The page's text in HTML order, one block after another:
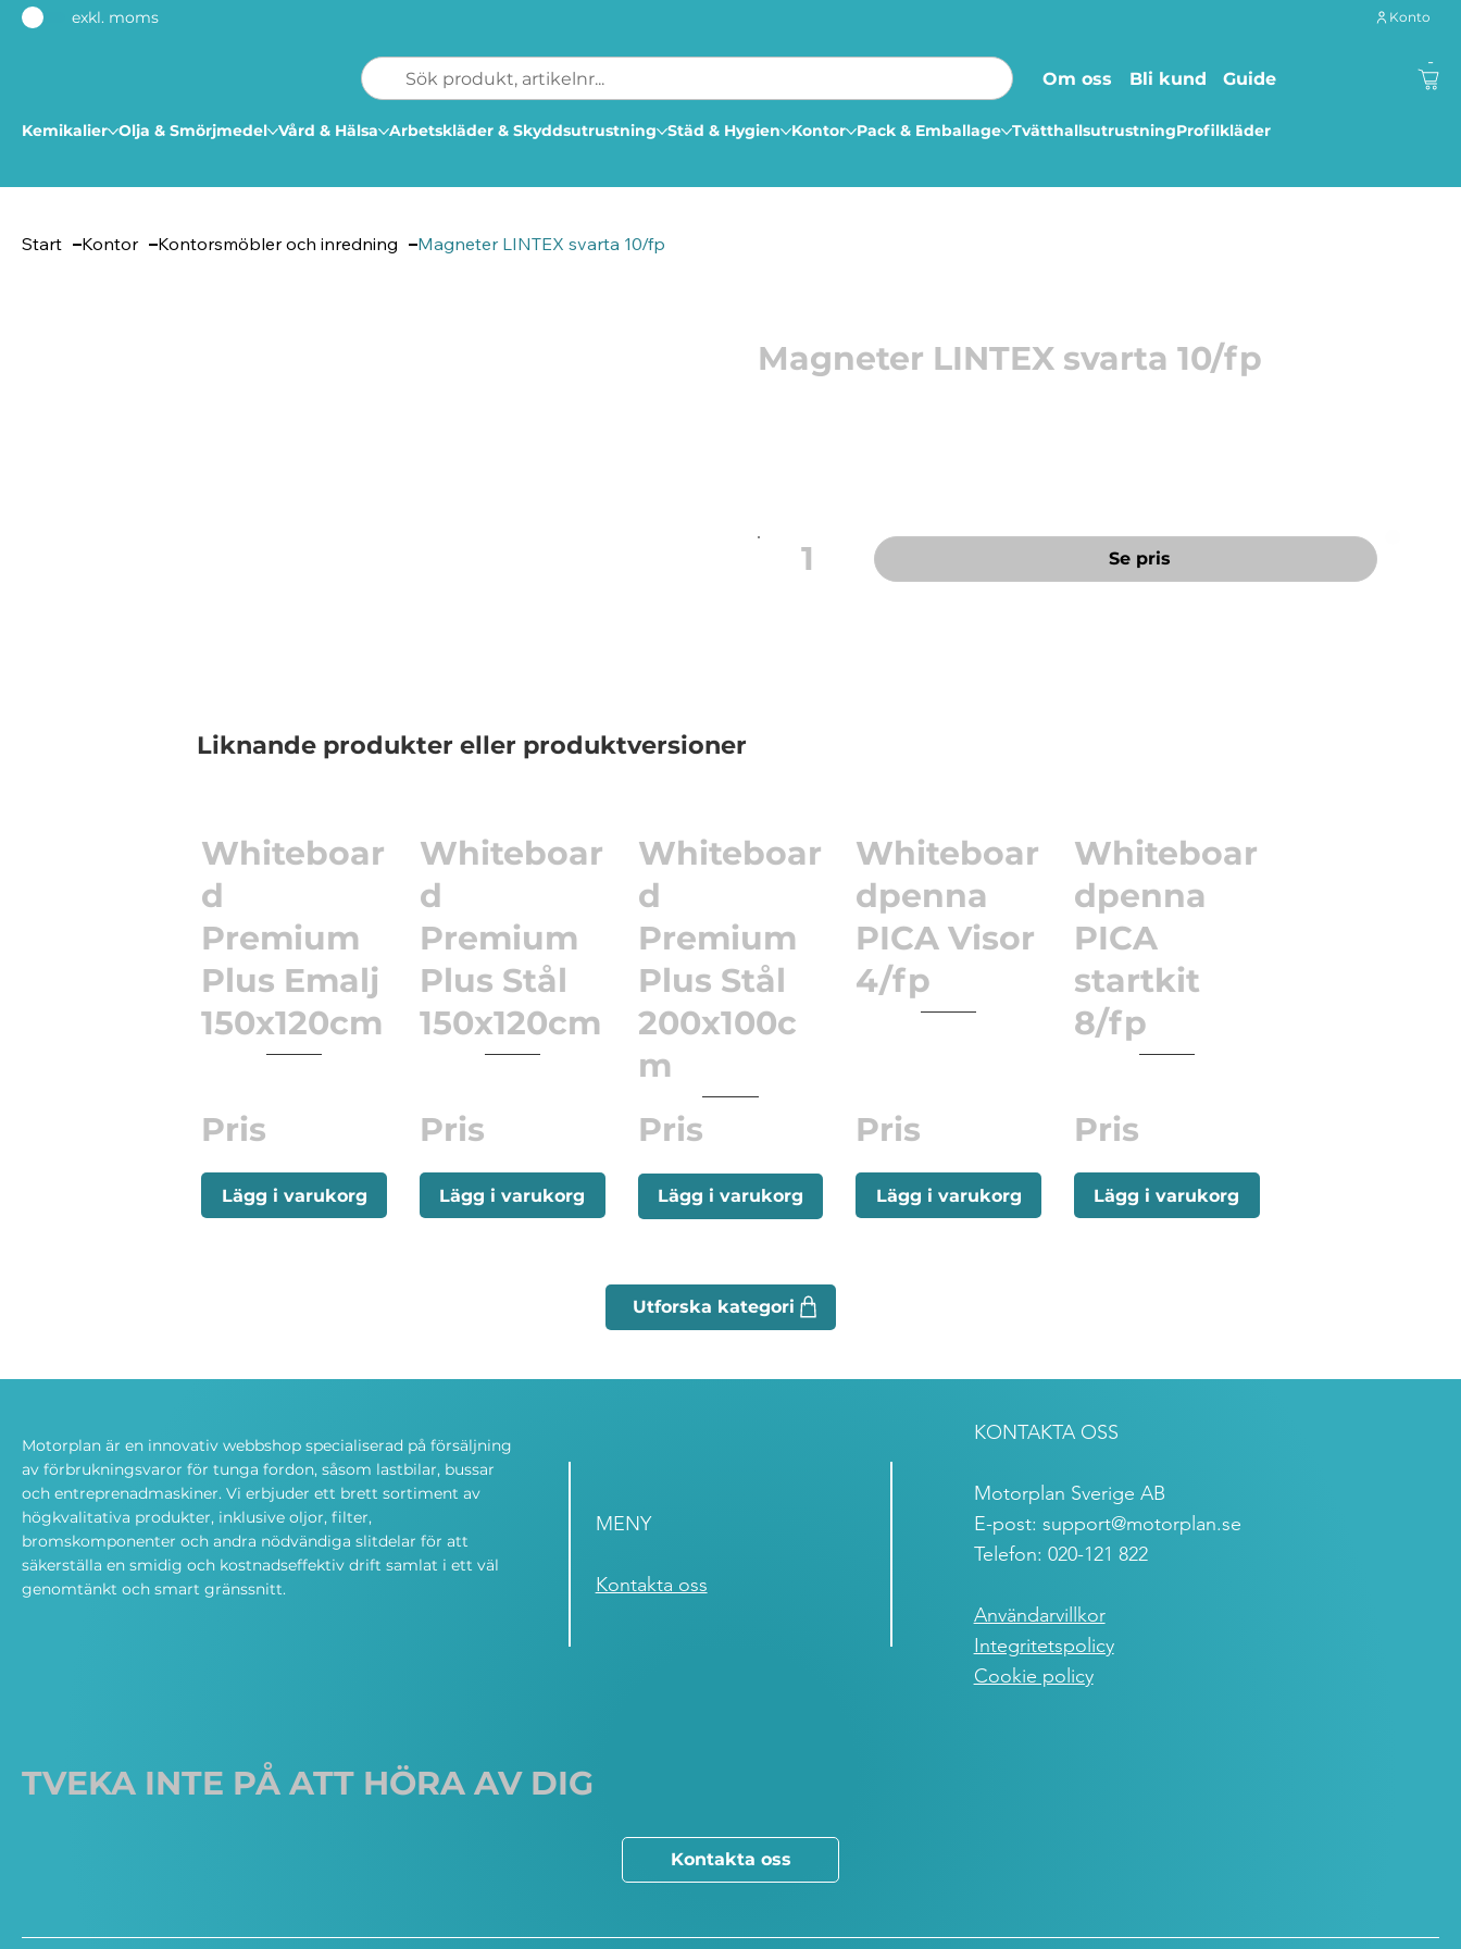
Konto
exkl. moms
Om oss Bli kund Guide
-
Kemikalier Olja & Smörjmedel Vård & Hälsa Arbetskläder & Skyddsutrustning Städ & Hygien Kontor Pack & Emballage TvätthallsutrustningProfilkläder
Start Kontor Kontorsmöbler och inredning Magneter LINTEX svarta 10/fp
Magneter LINTEX svarta 10/fp
1 Se pris
Liknande produkter eller produktversioner
Whiteboar
d
Premium
Plus Emalj
150x120cm
Pris
Lägg i varukorg
Whiteboar
d
Premium
Plus Stål
150x120cm
Pris
Lägg i varukorg
Whiteboar
d
Premium
Plus Stål
200x100c
m
Pris
Lägg i varukorg
Whiteboar
dpenna
PICA Visor
4/fp
Pris
Lägg i varukorg
Whiteboar
dpenna
PICA
startkit
8/fp
Pris
Lägg i varukorg
Motorplan är en innovativ webbshop specialiserad på försäljning
av förbrukningsvaror för tunga fordon, såsom lastbilar, bussar
och entreprenadmaskiner. Vi erbjuder ett brett sortiment av
högkvalitativa produkter, inklusive oljor, filter,
bromskomponenter och andra nödvändiga slitdelar för att
säkerställa en smidig och kostnadseffektiv drift samlat i ett väl
genomtänkt och smart gränssnitt.
MENY
Kontakta oss
KONTAKTA OSS
Motorplan Sverige AB
E-post: support@motorplan.se
Telefon: 020-121 822
Användarvillkor
Integritetspolicy
Cookie policy
TVEKA INTE PÅ ATT HÖRA AV DIG
Kontakta oss